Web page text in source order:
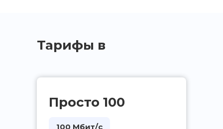
Тарифы в
Просто 100
100 Мбит/с